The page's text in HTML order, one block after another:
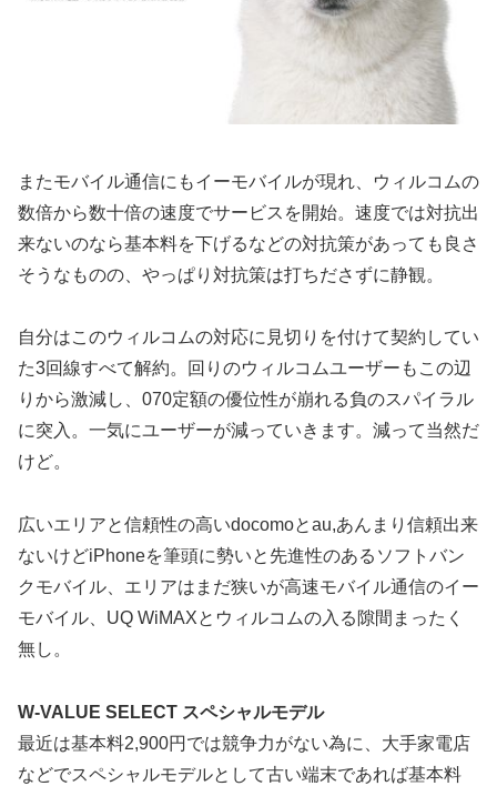
またモバイル通信にもイーモバイルが現れ、ウィルコムの
数倍から数十倍の速度でサービスを開始。速度では対抗出
来ないのなら基本料を下げるなどの対抗策があっても良さ
そうなものの、やっぱり対抗策は打ちださずに静観。
自分はこのウィルコムの対応に見切りを付けて契約してい
た3回線すべて解約。回りのウィルコムユーザーもこの辺
りから激減し、070定額の優位性が崩れる負のスパイラル
に突入。一気にユーザーが減っていきます。減って当然だ
けど。
広いエリアと信頼性の高いdocomoとau,あんまり信頼出来
ないけどiPhoneを筆頭に勢いと先進性のあるソフトバン
クモバイル、エリアはまだ狭いが高速モバイル通信のイー
モバイル、UQ WiMAXとウィルコムの入る隙間まったく
無し。
W-VALUE SELECT スペシャルモデル
最近は基本料2,900円では競争力がない為に、大手家電店
などでスペシャルモデルとして古い端末であれば基本料